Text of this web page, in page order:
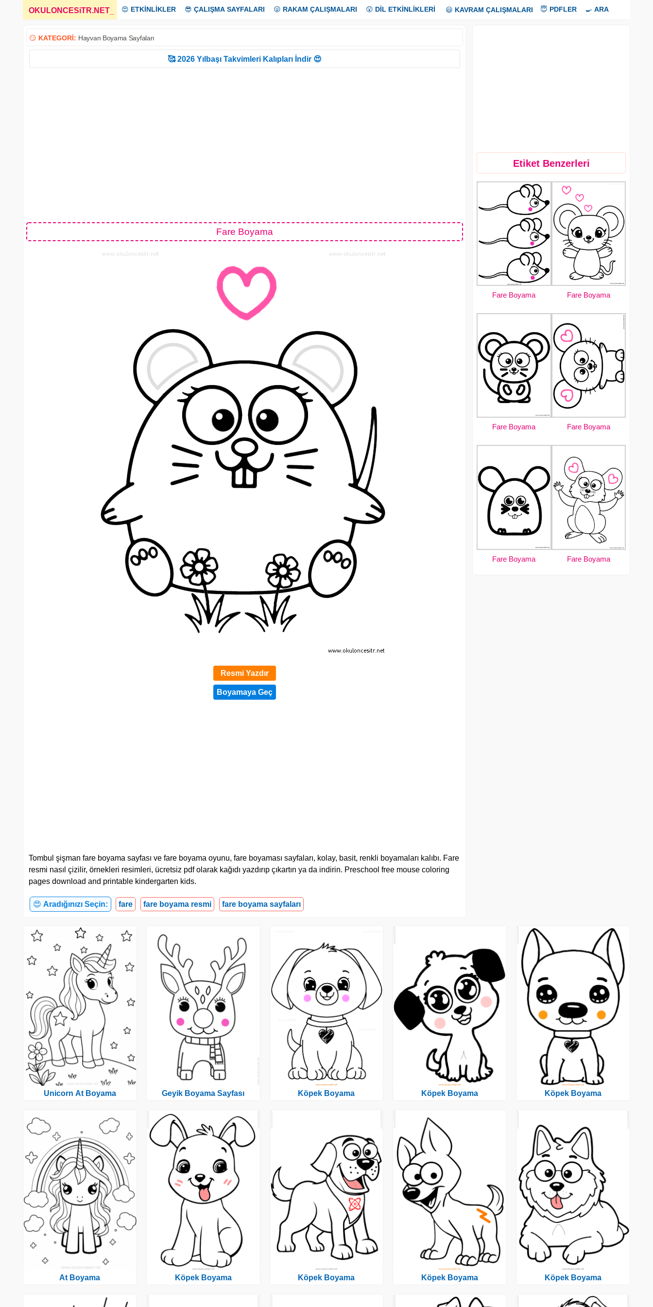
OKULONCESiTR.NET 😍 ETKİNLİKLER 😎 ÇALIŞMA SAYFALARI 😜 RAKAM ÇALIŞMALARI 😲 DİL ETKİNLİKLERİ 😃 KAVRAM ÇALIŞMALARI 😇 PDFLER 🍳 ARA
😏 KATEGORİ: Hayvan Boyama Sayfaları
🥰 2026 Yılbaşı Takvimleri Kalıpları İndir 😍
Fare Boyama
Resmi Yazdır
Tombul şişman fare boyama sayfası ve fare boyama oyunu, fare boyaması sayfaları, kolay, basit, renkli boyamaları kalıbı. Fare
resmi nasıl çizilir, örnekleri resimleri, ücretsiz pdf olarak kağıdı yazdırıp çıkartın ya da indirin. Preschool free mouse coloring
pages download and printable kindergarten kids.
😍 Aradığınızı Seçin: fare fare boyama resmi fare boyama sayfaları
Etiket Benzerleri
Fare Boyama Fare Boyama
Fare Boyama Fare Boyama
Fare Boyama Fare Boyama
Unicorn At Boyama
At Boyama
Geyik Boyama Sayfası
Köpek Boyama
Köpek Boyama
Köpek Boyama
Köpek Boyama
Köpek Boyama
Köpek Boyama
Köpek Boyama